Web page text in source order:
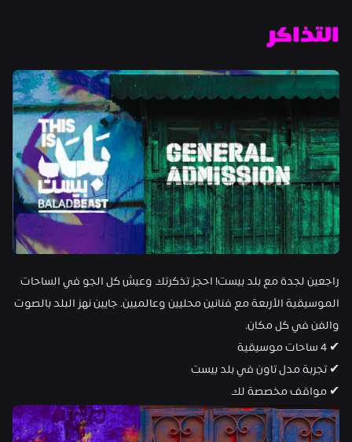
التذاكر
والفن في كل مكان.
✔︎ 4 ساحات موسيقية
✔︎ تجربة مدل تاون في بلد بيست
✔︎ مواقف مخصصة لك